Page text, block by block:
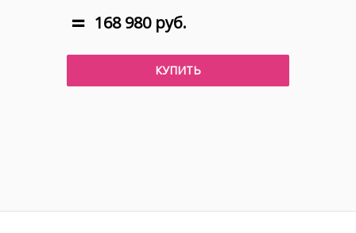
168 980 руб.
КУПИТЬ